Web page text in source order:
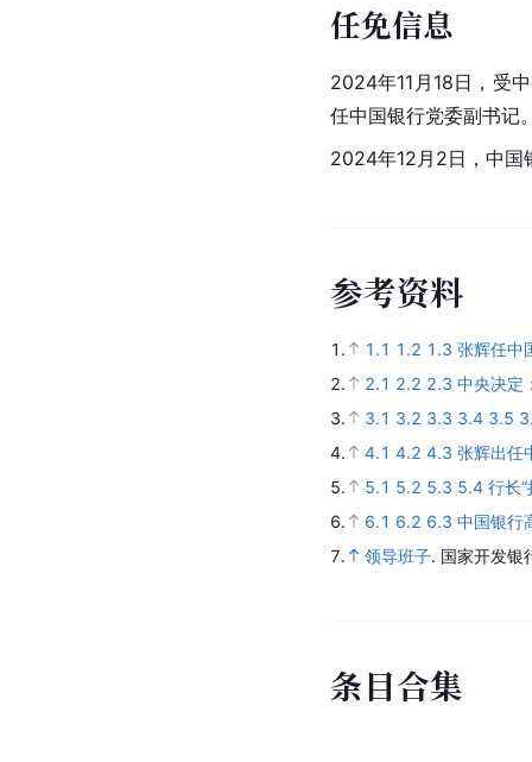
任免信息
2024年11月18日，受
任中国银行党委副书记
2024年12月2日，中国
参考资料
1. 1.1 1.2 1.3 张辉任中
2.
2.1 2.2 2.3 中央决定
3.
3.1 3.2 3.3 3.4 3.5
4.
4.1 4.2 4.3 张辉出任
5.
5.1 5.2 5.3 5.4 行长
6.
6.1 6.2 6.3 中国银行
7.
领导班子. 国家开发银
条目合集